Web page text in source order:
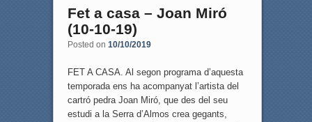
Fet a casa – Joan Miró
(10-10-19)
Posted on 10/10/2019
FET A CASA. Al segon programa d’aquesta
temporada ens ha acompanyat l’artista del
cartró pedra Joan Miró, que des del seu
estudi a la Serra d’Almos crea gegants,